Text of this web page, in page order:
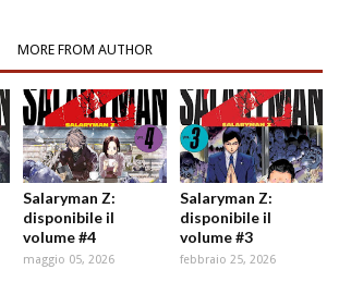
MORE FROM AUTHOR
Salaryman Z:
disponibile il
volume #4
maggio 05, 2026
Salaryman Z:
disponibile il
volume #3
febbraio 25, 2026